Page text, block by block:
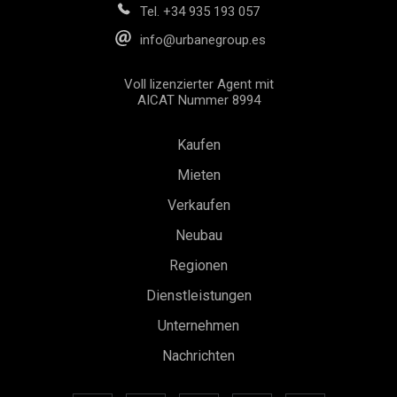
Tel. +34 935 193 057
info@urbanegroup.es
Voll lizenzierter Agent mit
AICAT Nummer 8994
Kaufen
Mieten
Verkaufen
Neubau
Regionen
Dienstleistungen
Unternehmen
Nachrichten
Konfiguration speichern Alle akzeptieren